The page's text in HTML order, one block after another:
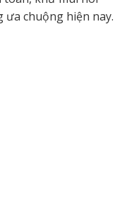
ưa chuộng hiện nay.